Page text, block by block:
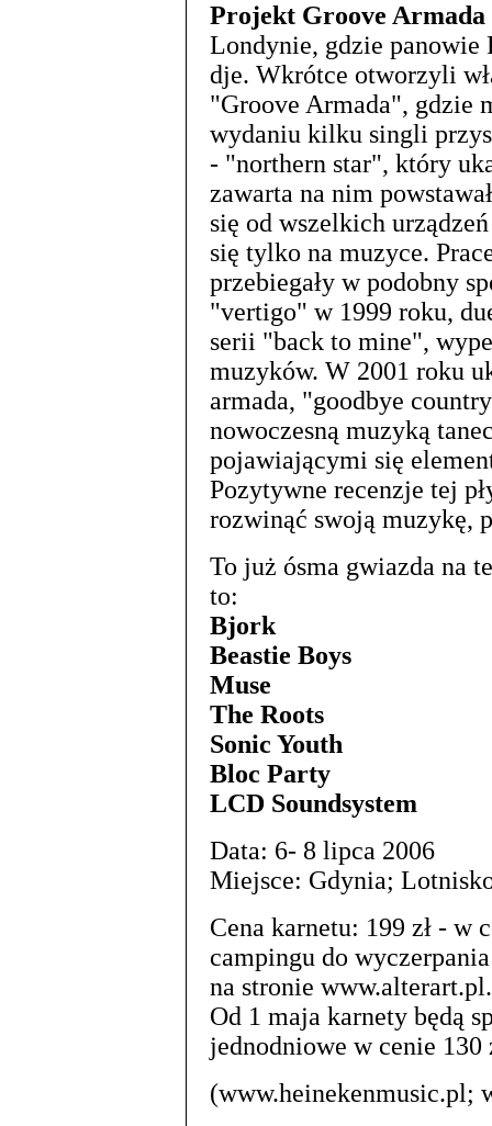
Projekt Groove Armada
Londynie, gdzie
dje. Wkrótce otworzyli
"Groove Armada", gdzie
wydaniu kilku singli
- "northern star", który
zawarta na nim
się od wszelkich
się tylko na muzyce.
przebiegały w podobny
"vertigo" w 1999 roku,
serii "back to mine",
muzyków. W 2001 roku
armada, "goodbye
nowoczesną muzyką
pojawiającymi się
Pozytywne recenzje tej
rozwinąć swoją muzykę,
To już ósma gwiazda na
to:
Bjork
Beastie Boys
Muse
The Roots
Sonic Youth
Bloc Party
LCD Soundsystem
Data: 6- 8 lipca 2006
Miejsce: Gdynia;
Cena karnetu: 199 zł - w
campingu do
na stronie www.alterart.pl.
Od 1 maja karnety będą
jednodniowe w cenie 130
(www.heinekenmusic.pl;